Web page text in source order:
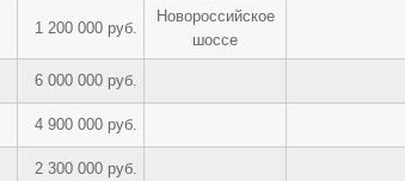
1 200 000 руб.
Новороссийское
шоссе
6 000 000 руб.
4 900 000 руб.
2 300 000 руб.